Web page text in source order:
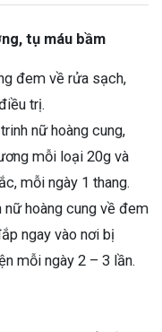
tụ máu bầm
đem về rửa sạch,
trị.
nữ hoàng cung,
mỗi loại 20g và
mỗi ngày 1 thang.
nữ hoàng cung về đem
ngay vào nơi bị
mỗi ngày 2 – 3 lần.